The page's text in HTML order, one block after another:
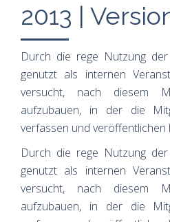
2013 |
Durch die rege Nutzung der
genutzt als internen
versucht, nach diesem
aufzubauen, in der die
verfassen und veröffentlichen
Durch die rege Nutzung der
genutzt als internen
versucht, nach diesem
aufzubauen, in der die